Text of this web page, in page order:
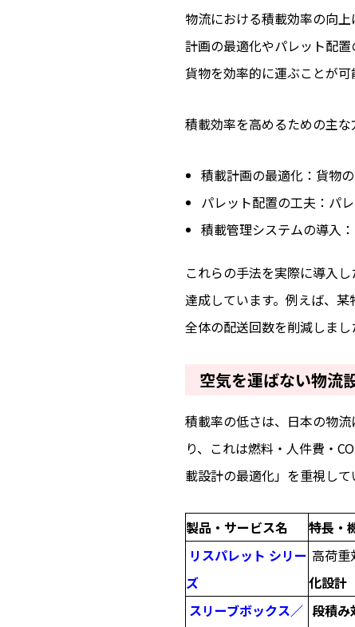
物流における積載効率の向
計画の最適化やパレット配
貨物を効率的に運ぶことが
積載効率を高めるための主
積載計画の最適化：貨物
パレット配置の工夫：パ
積載管理システムの導入
これらの手法を実際に導入
達成しています。例えば、
全体の配送回数を削減しまし
空気を運ばない物流
積載率の低さは、日本の物
り、これは燃料・人件費・
載設計の最適化」を重視して
製品・サービス名 特長・
リスパレット シリー
ズ
高荷重
化設計
スリーブボックス／ 段積み